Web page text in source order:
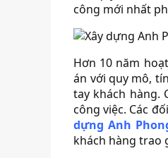
công mới nhất
Hơn 10 năm
án với quy mô,
tay khách hàng.
công việc. Các
dựng Anh
khách hàng trao